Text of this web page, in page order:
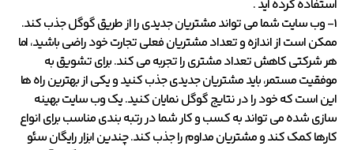
استفاده کرده اید .
1- وب سایت شما می تواند مشتریان جدیدی را از طریق گوگل جذب کند.
ممکن است از اندازه و تعداد مشتریان فعلی تجارت خود راضی باشید، اما
هر شرکتی کاهش تعداد مشتری را تجربه می کند. برای تشویق به
موفقیت مستمر، باید مشتریان جدیدی جذب کنید و یکی از بهترین راه ها
این است که خود را در نتایج گوگل نمایان کنید. یک وب سایت بهینه
سازی شده می تواند به کسب و کار شما در رتبه بندی مناسب برای انواع
کارها کمک کند و مشتریان مداوم را جذب کند. چندین ابزار رایگان سئو